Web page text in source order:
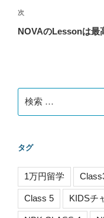
ビ
ゲ
ン
投
稿
次
の
次
NOVAのLessonは最
索:
タグ
1万円留学
Class 5 KIDSチ